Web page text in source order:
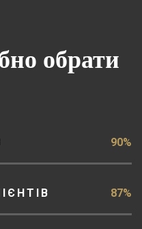
обрати
90%
87%